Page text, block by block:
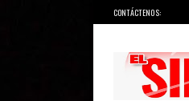
CONTÁCTENOS: